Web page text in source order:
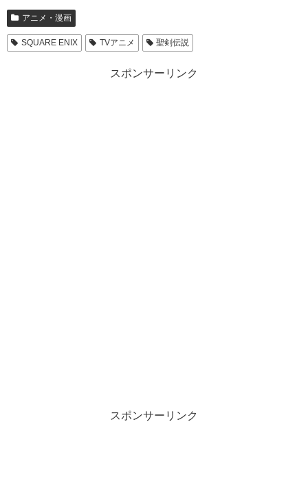
アニメ・漫画
SQUARE ENIX TVアニメ 聖剣伝説
スポンサーリンク
スポンサーリンク